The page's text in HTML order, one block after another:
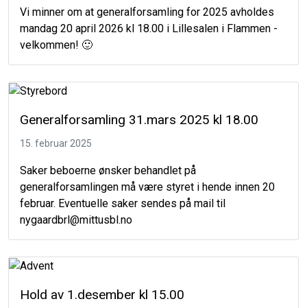
Vi minner om at generalforsamling for 2025 avholdes
mandag 20 april 2026 kl 18.00 i Lillesalen i Flammen -
velkommen! 🙂
Generalforsamling 31.mars 2025 kl 18.00
15. februar 2025
Saker beboerne ønsker behandlet på
generalforsamlingen må være styret i hende innen 20
februar. Eventuelle saker sendes på mail til
nygaardbrl@mittusbl.no
Hold av 1.desember kl 15.00